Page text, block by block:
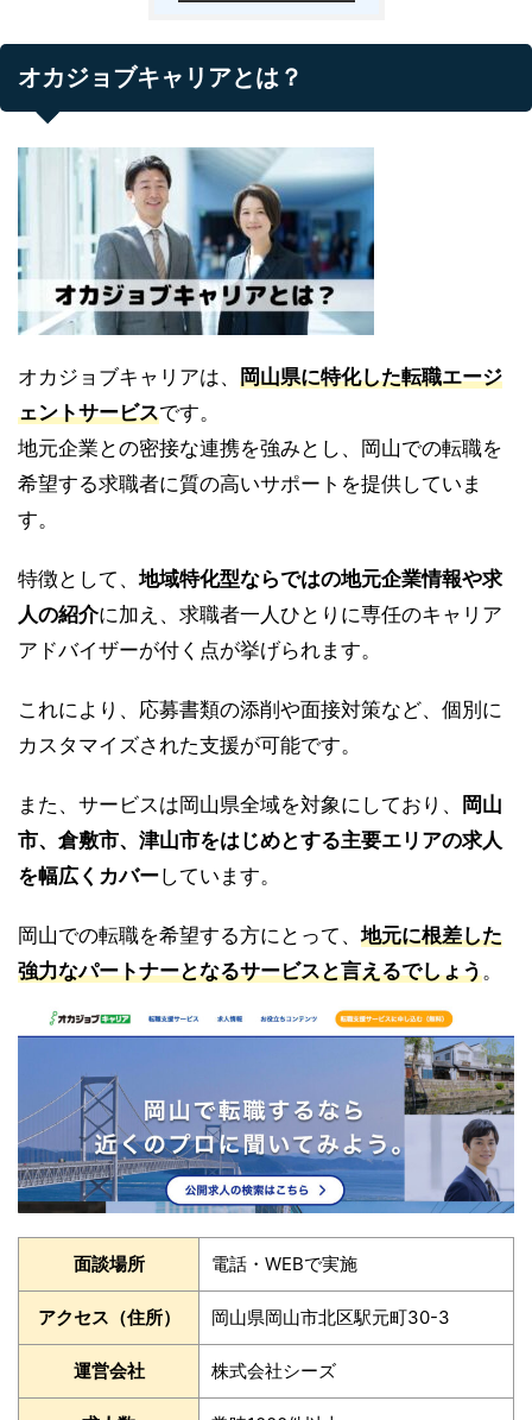
オカジョブキャリアとは？
オカジョブキャリアは、 岡山県に特化した転職エージ
ェントサービスです。
地元企業との密接な連携を強みとし、岡山での転職を
希望する求職者に質の高いサポートを提供していま
す。
特徴として、 地域特化型ならではの地元企業情報や求
人の紹介に加え、求職者一人ひとりに専任のキャリア
アドバイザーが付く点が挙げられます。
これにより、応募書類の添削や面接対策など、個別に
カスタマイズされた支援が可能です。
また、サービスは岡山県全域を対象にしており、
岡山
市、倉敷市、津山市をはじめとする主要エリアの求人
を幅広くカバーしています。
岡山での転職を希望する方にとって、 地元に根差した
強力なパートナーとなるサービスと言えるでしょう。
面談場所 電話・WEBで実施
アクセス（住所） 岡山県岡山市北区駅元町30-3
運営会社 株式会社シーズ